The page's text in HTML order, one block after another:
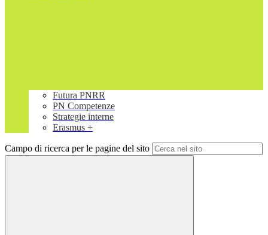
Futura PNRR
PN Competenze
Strategie interne
Erasmus +
Campo di ricerca per le pagine del sito